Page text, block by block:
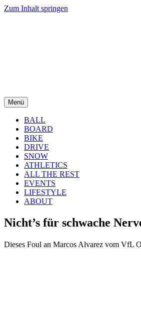
Zum Inhalt springen
Menü
BALL
BOARD
BIKE
DRIVE
SNOW
ATHLETICS
ALL THE REST
EVENTS
LIFESTYLE
ABOUT
Nicht’s für schwache
Dieses Foul an Marcos Alvarez vom VfL